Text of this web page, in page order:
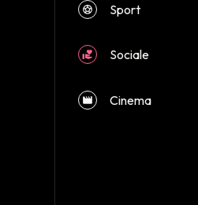
Sport
Sociale
Cinema